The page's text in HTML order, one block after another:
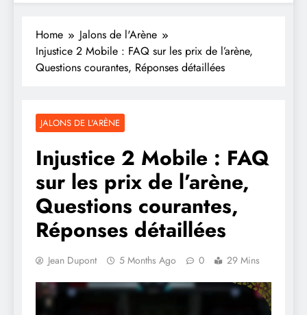
Home
Jalons de l'Arène
Injustice 2 Mobile : FAQ sur les prix de l’arène,
Questions courantes, Réponses détaillées
JALONS DE L'ARÈNE
Injustice 2 Mobile : FAQ
sur les prix de l’arène,
Questions courantes,
Réponses détaillées
Jean Dupont 5 Months Ago 0 29 Mins